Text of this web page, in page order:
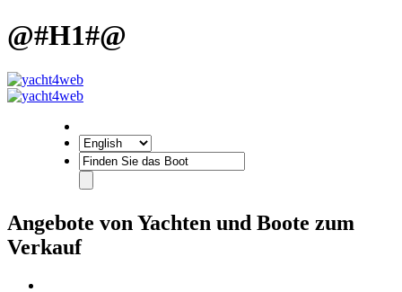
@#H1#@
Angebote von Yachten und Boote zum
Verkauf